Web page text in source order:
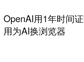
OpenAI用1年时间
用为AI换浏览器